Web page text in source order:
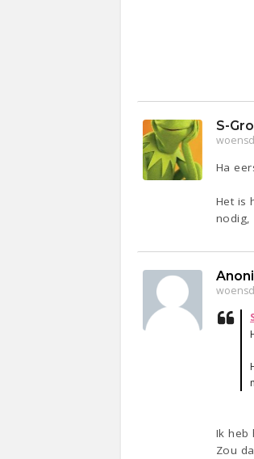
S-
Ha
Het is
nodig,
Ik heb
Zou